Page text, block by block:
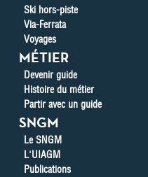
Ski hors-piste
Via-Ferrata
Voyages
MÉTIER
Devenir guide
Histoire du métier
Partir avec un guide
SNGM
Le SNGM
L'UIAGM
Publications